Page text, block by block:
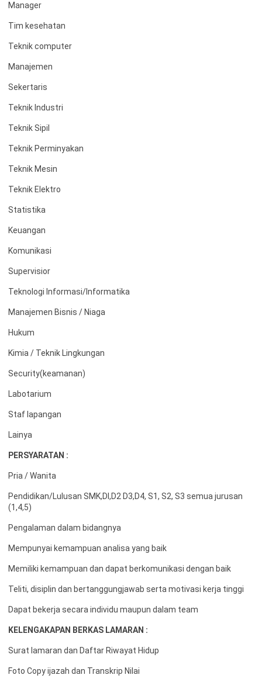
Manager
Tim kesehatan
Teknik computer
Manajemen
Sekertaris
Teknik Industri
Teknik Sipil
Teknik Perminyakan
Teknik Mesin
Teknik Elektro
Statistika
Keuangan
Komunikasi
Supervisior
Teknologi Informasi/Informatika
Manajemen Bisnis / Niaga
Hukum
Kimia / Teknik Lingkungan
Security(keamanan)
Labotarium
Staf lapangan
Lainya
PERSYARATAN :
Pria / Wanita
Pendidikan/Lulusan SMK,DI,D2 D3,D4, S1, S2, S3 semua jurusan
(1,4,5)
Pengalaman dalam bidangnya
Mempunyai kemampuan analisa yang baik
Memiliki kemampuan dan dapat berkomunikasi dengan baik
Teliti, disiplin dan bertanggungjawab serta motivasi kerja tinggi
Dapat bekerja secara individu maupun dalam team
KELENGAKAPAN BERKAS LAMARAN :
Surat lamaran dan Daftar Riwayat Hidup
Foto Copy ijazah dan Transkrip Nilai